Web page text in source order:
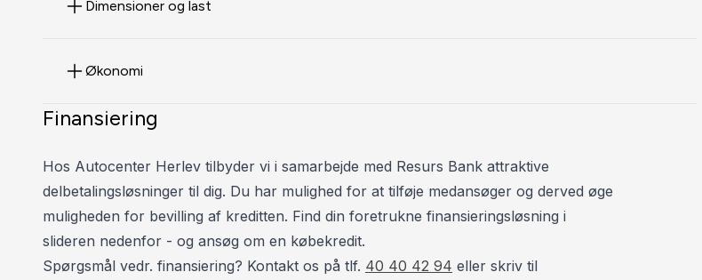
Dimensioner og last
Økonomi
Finansiering
Hos Autocenter Herlev tilbyder vi i samarbejde med Resurs Bank attraktive
delbetalingsløsninger til dig. Du har mulighed for at tilføje medansøger og derved øge
muligheden for bevilling af kreditten. Find din foretrukne finansieringsløsning i
slideren nedenfor - og ansøg om en købekredit.
Spørgsmål vedr. finansiering? Kontakt os på tlf. 40 40 42 94 eller skriv til